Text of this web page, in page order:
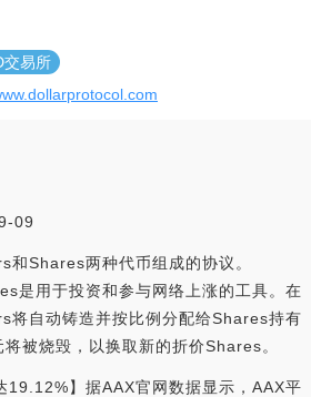
交易所
09
和Shares两种代币组成的协议。
是用于投资和参与网络上涨的工具。在
将自动铸造并按比例分配给Shares持有
被烧毁，以换取新的折价Shares。
19.12%】据AAX官网数据显示，AAX平